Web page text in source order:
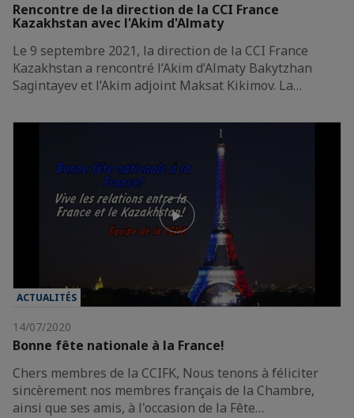
Rencontre de la direction de la CCI France
Kazakhstan avec l'Akim d'Almaty
Le 9 septembre 2021, la direction de la CCI France
Kazakhstan a rencontré l’Akim d’Almaty Bakytzhan
Sagintayev et l’Akim adjoint Maksat Kikimov. La…
ACTUALITÉS
14/07/2020
Bonne fête nationale à la France!
Chers membres de la CCIFK, Nous tenons à féliciter
sincèrement nos membres français de la Chambre,
ainsi que ses amis, à l'occasion de la Fête…